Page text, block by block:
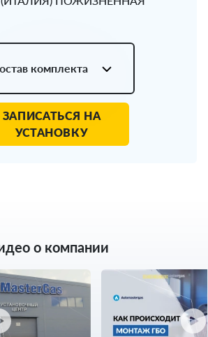
комплекта
ЗАПИСАТЬСЯ НА
УСТАНОВКУ
о компании